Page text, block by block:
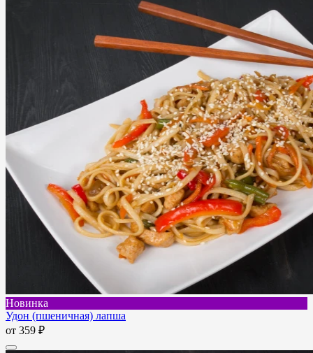
Новинка
Удон (пшеничная) лапша
от 359 ₽